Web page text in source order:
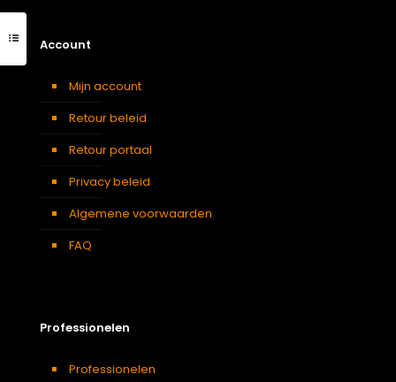
Account
Mijn account
Retour beleid
Retour portaal
Privacy beleid
Algemene voorwaarden
FAQ
Professionelen
Professionelen